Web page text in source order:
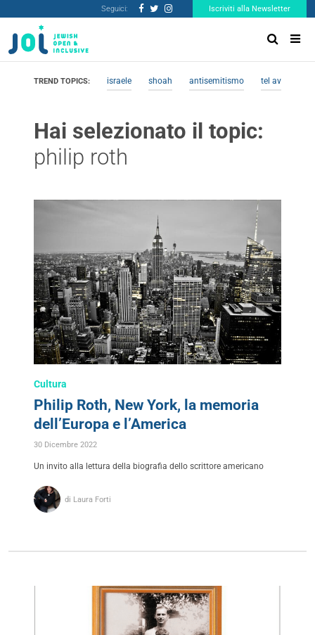
Seguici: Iscriviti alla Newsletter
TREND TOPICS: israele shoah antisemitismo tel aviv
Hai selezionato il topic:
philip roth
Cultura
Philip Roth, New York, la memoria
dell’Europa e l’America
30 Dicembre 2022
Un invito alla lettura della biografia dello scrittore americano
di Laura Forti